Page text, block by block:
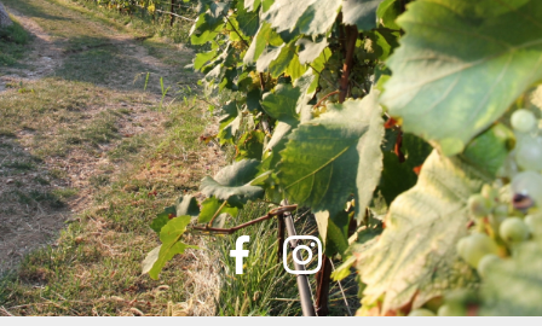
Vendemmia 2025
Enoturismo
Contatti